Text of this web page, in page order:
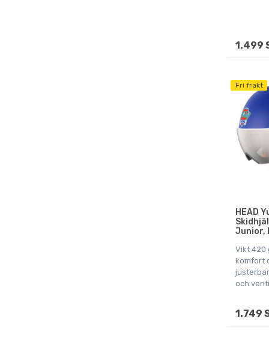
1.499
Fri frakt
HEAD
Junior,
Vikt 420
komfort
och
1.749